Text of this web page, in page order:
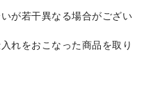
が若干異なる場合がござい
れをおこなった商品を取り